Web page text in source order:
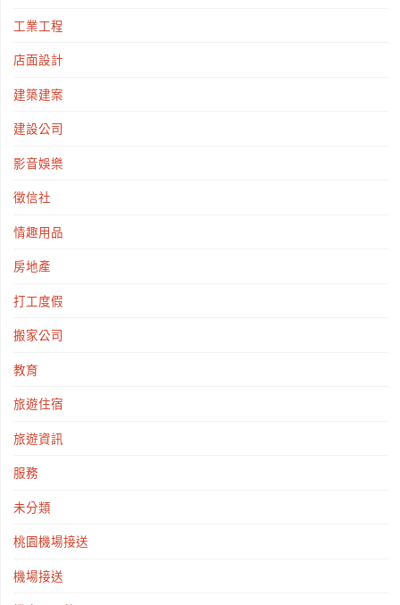
工業工程
店面設計
建築建案
建設公司
影音娛樂
徵信社
情趣用品
房地產
打工度假
搬家公司
教育
旅遊住宿
旅遊資訊
服務
未分類
桃園機場接送
機場接送